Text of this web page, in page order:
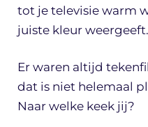
tot je televisie warm
juiste kleur weergeeft.
Er waren altijd
dat is niet helemaal
Naar welke keek jij?